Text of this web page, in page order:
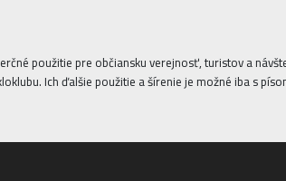
použitie pre občiansku verejnosť, turistov a
Ich ďalšie použitie a šírenie je možné iba s